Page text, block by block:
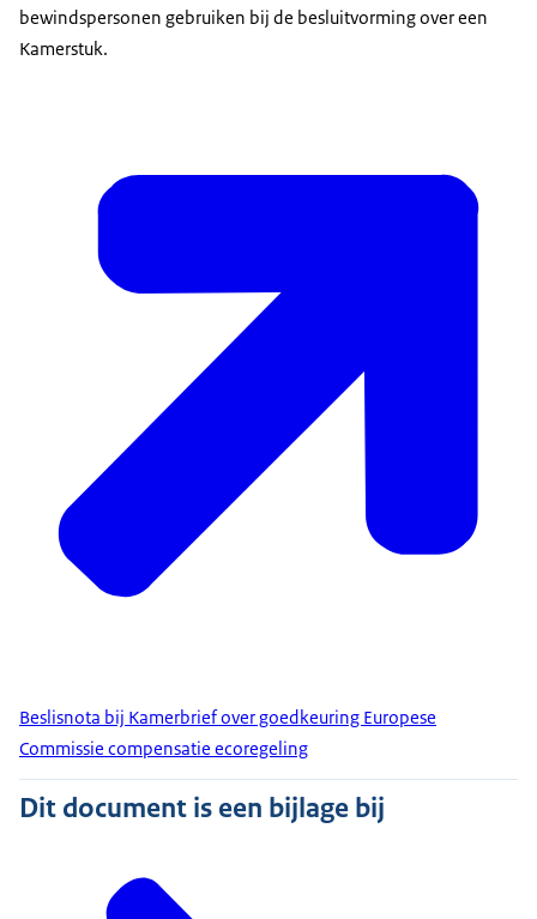
bewindspersonen gebruiken bij de besluitvorming over een
Kamerstuk.
Beslisnota bij Kamerbrief over goedkeuring Europese
Commissie compensatie ecoregeling
Dit document is een bijlage bij